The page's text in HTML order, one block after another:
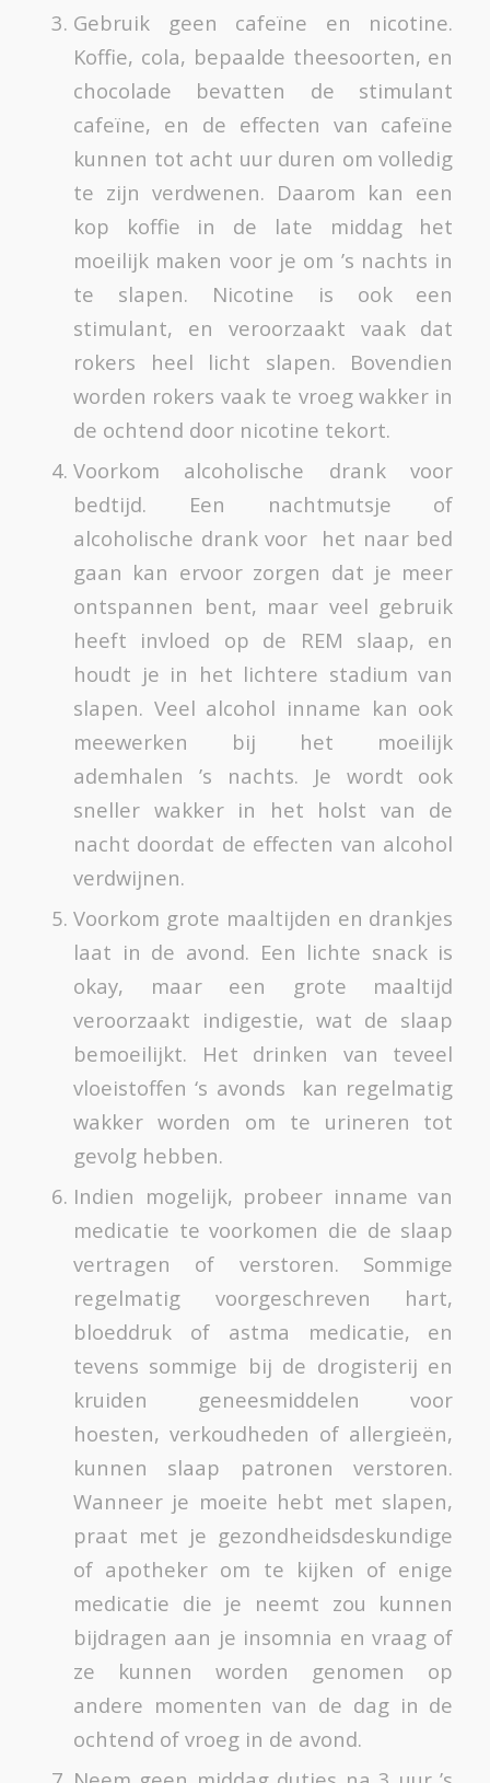
Gebruik geen cafeïne en nicotine.
Koffie, cola, bepaalde theesoorten, en
chocolade bevatten de stimulant
cafeïne, en de effecten van cafeïne
kunnen tot acht uur duren om volledig
te zijn verdwenen. Daarom kan een
kop koffie in de late middag het
moeilijk maken voor je om ’s nachts in
te slapen. Nicotine is ook een
stimulant, en veroorzaakt vaak dat
rokers heel licht slapen. Bovendien
worden rokers vaak te vroeg wakker in
de ochtend door nicotine tekort.
Voorkom alcoholische drank voor
bedtijd. Een nachtmutsje of
alcoholische drank voor het naar bed
gaan kan ervoor zorgen dat je meer
ontspannen bent, maar veel gebruik
heeft invloed op de REM slaap, en
houdt je in het lichtere stadium van
slapen. Veel alcohol inname kan ook
meewerken bij het moeilijk
ademhalen ’s nachts. Je wordt ook
sneller wakker in het holst van de
nacht doordat de effecten van alcohol
verdwijnen.
Voorkom grote maaltijden en drankjes
laat in de avond. Een lichte snack is
okay, maar een grote maaltijd
veroorzaakt indigestie, wat de slaap
bemoeilijkt. Het drinken van teveel
vloeistoffen ‘s avonds kan regelmatig
wakker worden om te urineren tot
gevolg hebben.
Indien mogelijk, probeer inname van
medicatie te voorkomen die de slaap
vertragen of verstoren. Sommige
regelmatig voorgeschreven hart,
bloeddruk of astma medicatie, en
tevens sommige bij de drogisterij en
kruiden geneesmiddelen voor
hoesten, verkoudheden of allergieën,
kunnen slaap patronen verstoren.
Wanneer je moeite hebt met slapen,
praat met je gezondheidsdeskundige
of apotheker om te kijken of enige
medicatie die je neemt zou kunnen
bijdragen aan je insomnia en vraag of
ze kunnen worden genomen op
andere momenten van de dag in de
ochtend of vroeg in de avond.